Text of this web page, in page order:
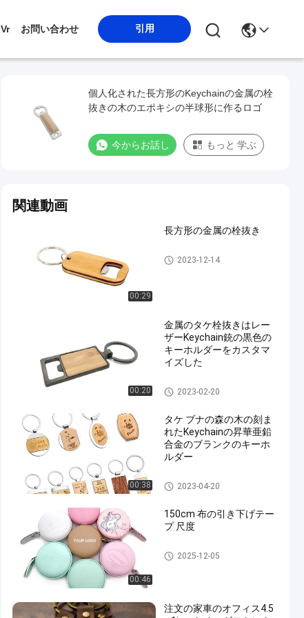
Vr お問い合わせ 引用
個人化された長方形のKeychainの金属の栓
抜きの木のエポキシの半球形に作るロゴ
今からお話し もっと 学ぶ
関連動画
00:29
長方形の金属の栓抜き
金属の栓抜き
2023-12-14
00:20
金属のタケ栓抜きはレー
ザーKeychain銃の黒色の
キーホルダーをカスタマ
イズした
金属の栓抜き
2023-02-20
00:38
タケ ブナの森の木の刻ま
れたKeychainの昇華亜鉛
合金のブランクのキーホ
ルダー
Keychainの木の彫版
2023-04-20
00:46
150cm 布の引き下げテー
プ 尺度
引き込み式の巻尺
2025-12-05
注文の家車のオフィス4.5